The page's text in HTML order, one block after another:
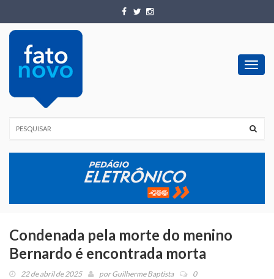
Condenada pela morte do menino
Bernardo é encontrada morta
22 de abril de 2025 porGuilherme Baptista 0